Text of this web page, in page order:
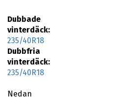
Dubbade
vinterdäck:
235/40R18
Dubbfria
vinterdäck:
235/40R18
Nedan